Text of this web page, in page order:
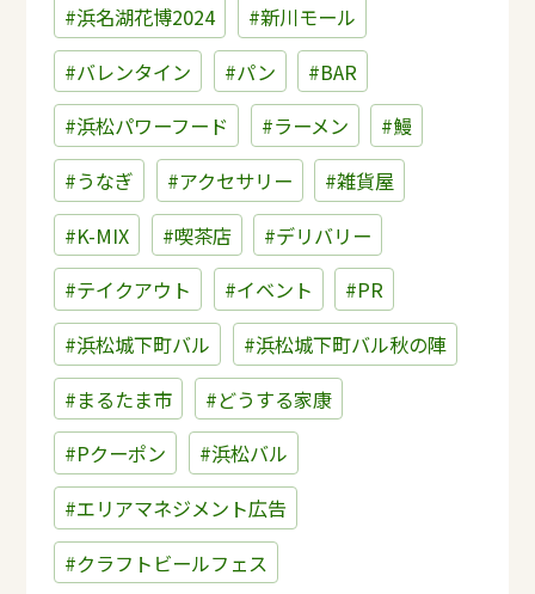
#浜名湖花博2024
#新川モール
#バレンタイン
#パン
#BAR
#浜松パワーフード
#ラーメン
#鰻
#うなぎ
#アクセサリー
#雑貨屋
#K-MIX
#喫茶店
#デリバリー
#テイクアウト
#イベント
#PR
#浜松城下町バル
#浜松城下町バル秋の陣
#まるたま市
#どうする家康
#Pクーポン
#浜松バル
#エリアマネジメント広告
#クラフトビールフェス